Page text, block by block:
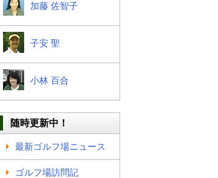
加藤 佐智子
子安 聖
小林 百合
随時更新中！
最新ゴルフ場ニュース
ゴルフ場訪問記